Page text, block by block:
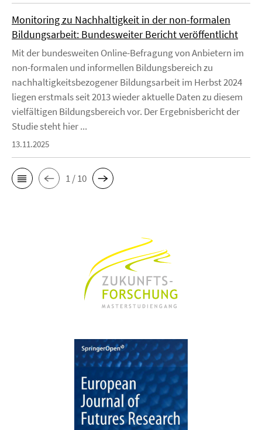
Monitoring zu Nachhaltigkeit in der non-formalen
Bildungsarbeit: Bundesweiter Bericht veröffentlicht
Mit der bundesweiten Online-Befragung von Anbietern im
non-formalen und informellen Bildungsbereich zu
nachhaltigkeitsbezogener Bildungsarbeit im Herbst 2024
liegen erstmals seit 2013 wieder aktuelle Daten zu diesem
vielfältigen Bildungsbereich vor. Der Ergebnisbericht der
Studie steht hier ...
13.11.2025
1 / 10